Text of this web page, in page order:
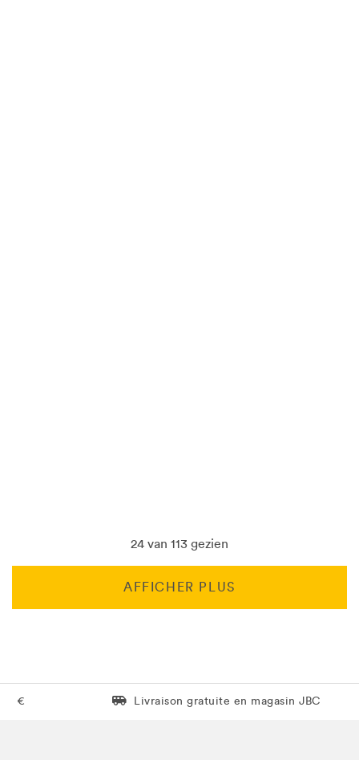
24 van 113 gezien
AFFICHER PLUS
Livraison gratuite en magasin JBC
Livraison gratuite en magasin JBC